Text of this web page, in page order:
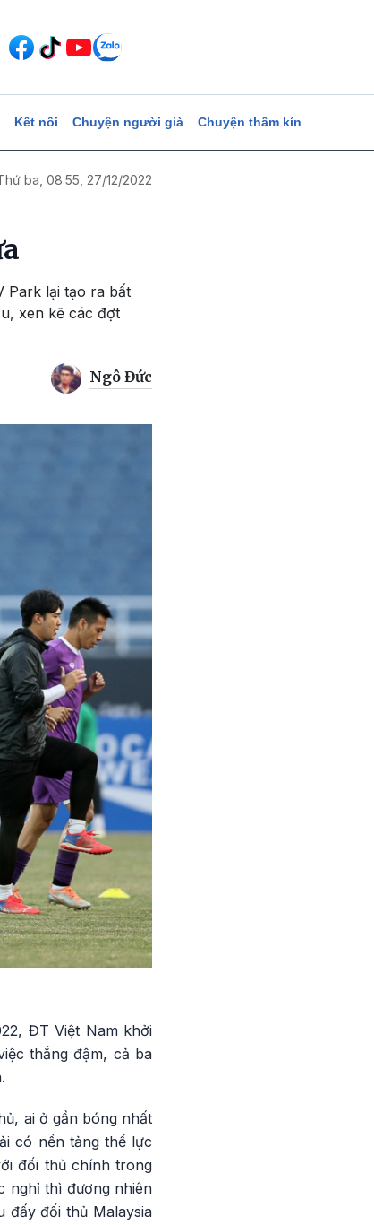
Kết nối Chuyện người già Chuyện thầm kín
ba, 08:55, 27/12/2022
Park lại tạo ra bất
xen kẽ các đợt
Ngô Đức
ĐT Việt Nam khởi
thắng đậm, cả ba
ai ở gần bóng nhất
có nền tảng thể lực
đối thủ chính trong
nghỉ thì đương nhiên
đấy đối thủ Malaysia